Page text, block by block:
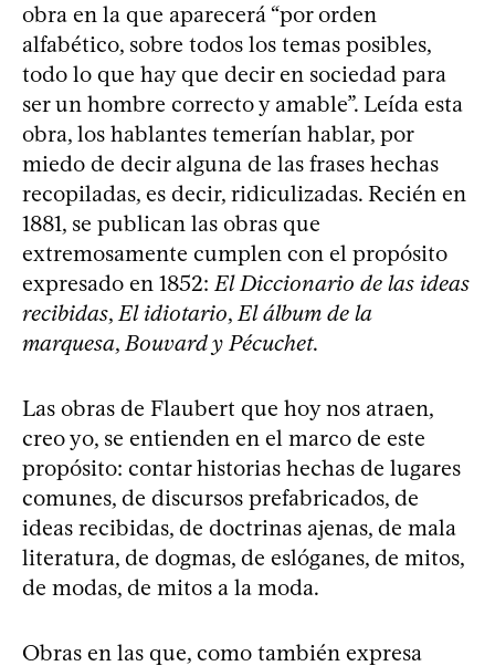
obra en la que aparecerá “por orden
alfabético, sobre todos los temas posibles,
todo lo que hay que decir en sociedad para
ser un hombre correcto y amable”. Leída esta
obra, los hablantes temerían hablar, por
miedo de decir alguna de las frases hechas
recopiladas, es decir, ridiculizadas. Recién en
1881, se publican las obras que
extremosamente cumplen con el propósito
expresado en 1852:El Diccionario de las ideas
recibidas,El idiotario,El álbum de la
marquesa,Bouvard y Pécuchet.
Las obras de Flaubert que hoy nos atraen,
creo yo, se entienden en el marco de este
propósito: contar historias hechas de lugares
comunes, de discursos prefabricados, de
ideas recibidas, de doctrinas ajenas, de mala
literatura, de dogmas, de eslóganes, de mitos,
de modas, de mitos a la moda.
Obras en las que, como también expresa